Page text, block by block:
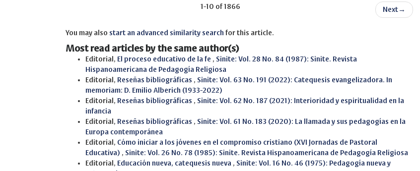
1-10 of 1866 Next →
You may also start an advanced similarity search for this article.
Most read articles by the same author(s)
Editorial, El proceso educativo de la fe , Sinite: Vol. 28 No. 84 (1987): Sinite. Revista
Hispanoamericana de Pedagogía Religiosa
Editorial, Reseñas bibliográficas , Sinite: Vol. 63 No. 191 (2022): Catequesis evangelizadora. In
memoriam: D. Emilio Alberich (1933-2022)
Editorial, Reseñas bibliográficas , Sinite: Vol. 62 No. 187 (2021): Interioridad y espiritualidad en la
infancia
Editorial, Reseñas bibliográficas , Sinite: Vol. 61 No. 183 (2020): La llamada y sus pedagogías en la
Europa contemporánea
Editorial, Cómo iniciar a los jóvenes en el compromiso cristiano (XVI Jornadas de Pastoral
Educativa) , Sinite: Vol. 26 No. 78 (1985): Sinite. Revista Hispanoamericana de Pedagogía Religiosa
Editorial, Educación nueva, catequesis nueva , Sinite: Vol. 16 No. 46 (1975): Pedagogía nueva y